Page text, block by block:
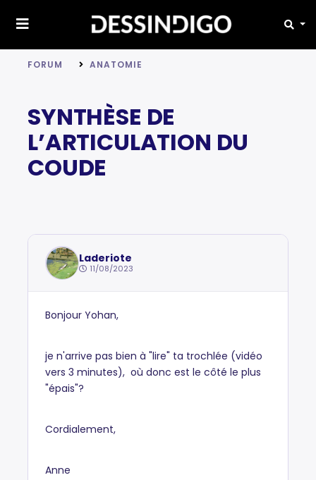
FORUM ANATOMIE
SYNTHÈSE DE
L’ARTICULATION DU
COUDE
Laderiote
11/08/2023
Bonjour Yohan,
je n'arrive pas bien à "lire" ta trochlée (vidéo
vers 3 minutes), où donc est le côté le plus
"épais"?
Cordialement,
Anne